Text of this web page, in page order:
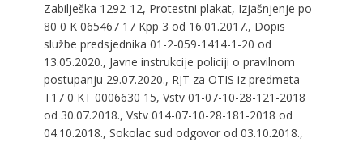
Zabilješka 1292-12, Protestni plakat, Izjašnjenje po
80 0 K 065467 17 Kpp 3 od 16.01.2017., Dopis
službe predsjednika 01-2-059-1414-1-20 od
13.05.2020., Javne instrukcije policiji o pravilnom
postupanju 29.07.2020., RJT za OTIS iz predmeta
T17 0 KT 0006630 15, Vstv 01-07-10-28-121-2018
od 30.07.2018., Vstv 014-07-10-28-181-2018 od
04.10.2018., Sokolac sud odgovor od 03.10.2018.,